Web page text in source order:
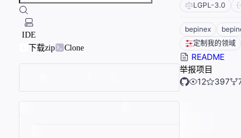
IDE
下载zip
Clone
LGPL-3.0
bepinex
定制我的领域
README
举报项目
12
397